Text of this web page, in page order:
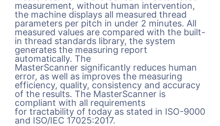
measurement, without human intervention,
the machine displays all measured thread
parameters per pitch in under 2 minutes. All
measured values are compared with the built-
in thread standards library, the system
generates the measuring report
automatically. The
MasterScanner significantly reduces human
error, as well as improves the measuring
efficiency, quality, consistency and accuracy
of the results. The MasterScanner is
compliant with all requirements
for tractability of today as stated in ISO-9000
and ISO/IEC 17025:2017.